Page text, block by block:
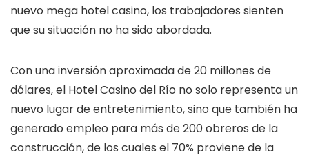
nuevo mega hotel casino, los trabajadores sienten
que su situación no ha sido abordada.
Con una inversión aproximada de 20 millones de
dólares, el Hotel Casino del Río no solo representa un
nuevo lugar de entretenimiento, sino que también ha
generado empleo para más de 200 obreros de la
construcción, de los cuales el 70% proviene de la